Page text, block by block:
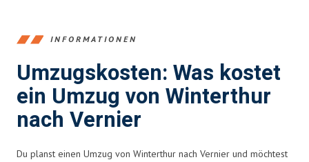
INFORMATIONEN
Umzugskosten: Was kostet
ein Umzug von Winterthur
nach Vernier
Du planst einen Umzug von Winterthur nach Vernier und möchtest